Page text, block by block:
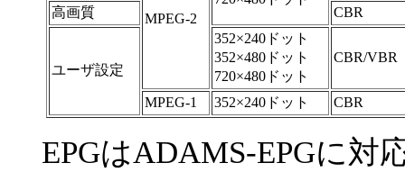
MPEG-2
高画質
CBR
ユーザ設定
352×240ドット
352×480ドット
720×480ドット
CBR/VBR
MPEG-1 352×240ドット CBR
EPGはADAMS-EPGに対